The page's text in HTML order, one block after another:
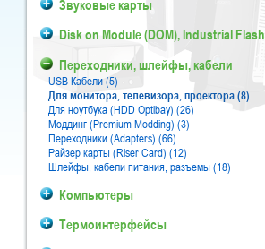
Звуковые карты
Disk on Module (DOM), Industrial Flash
Переходники, шлейфы, кабели
USB Кабели (5)
Для монитора, телевизора, проектора (8)
Для ноутбука (HDD Optibay) (26)
Моддинг (Premium Modding) (3)
Переходники (Adapters) (66)
Райзер карты (Riser Card) (12)
Шлейфы, кабели питания, разъемы (18)
Компьютеры
Термоинтерфейсы